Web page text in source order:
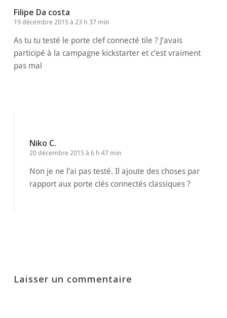
Filipe Da costa
19 décembre 2015 à 23 h 37 min
As tu tu testé le porte clef connecté tile ? J’avais
participé à la campagne kickstarter et c’est vraiment
pas mal
Niko C.
20 décembre 2015 à 6 h 47 min
Non je ne l’ai pas testé. Il ajoute des choses par
rapport aux porte clés connectés classiques ?
Laisser un commentaire